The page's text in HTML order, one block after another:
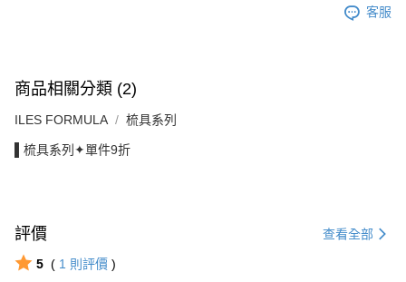
客服
商品相關分類 (2)
ILES FORMULA 梳具系列
▌梳具系列✦單件9折
評價 查看全部
5 ( 1 則評價 )